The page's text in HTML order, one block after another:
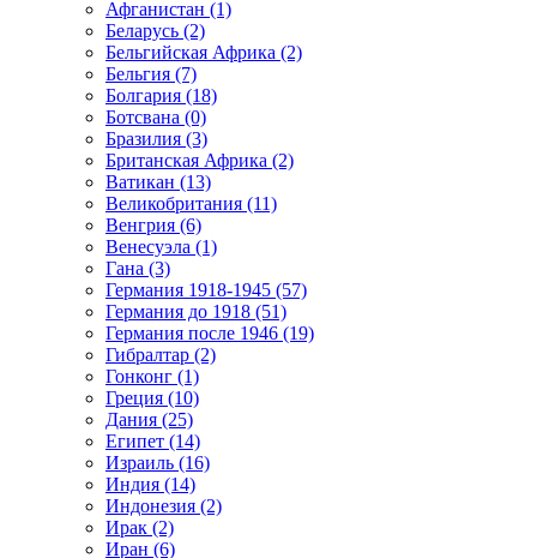
Афганистан (1)
Беларусь (2)
Бельгийская Африка (2)
Бельгия (7)
Болгария (18)
Ботсвана (0)
Бразилия (3)
Британская Африка (2)
Ватикан (13)
Великобритания (11)
Венгрия (6)
Венесуэла (1)
Гана (3)
Германия 1918-1945 (57)
Германия до 1918 (51)
Германия после 1946 (19)
Гибралтар (2)
Гонконг (1)
Греция (10)
Дания (25)
Египет (14)
Израиль (16)
Индия (14)
Индонезия (2)
Ирак (2)
Иран (6)